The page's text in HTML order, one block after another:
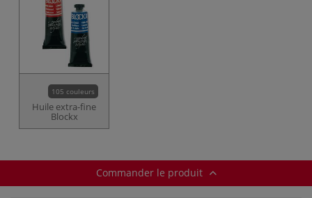
105 couleurs
Huile extra-fine
Blockx
Commander le produit